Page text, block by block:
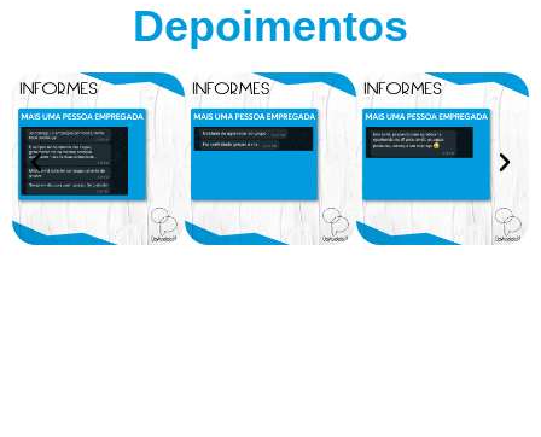
Depoimentos